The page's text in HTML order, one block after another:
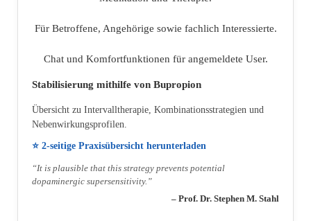
Für Betroffene, Angehörige sowie fachlich Interessierte.
Chat und Komfortfunktionen für angemeldete User.
Stabilisierung mithilfe von Bupropion
Übersicht zu Intervalltherapie, Kombinationsstrategien und
Nebenwirkungsprofilen.
⭐ 2‑seitige Praxisübersicht herunterladen
“It is plausible that this strategy prevents potential
dopaminergic supersensitivity.”
– Prof. Dr. Stephen M. Stahl